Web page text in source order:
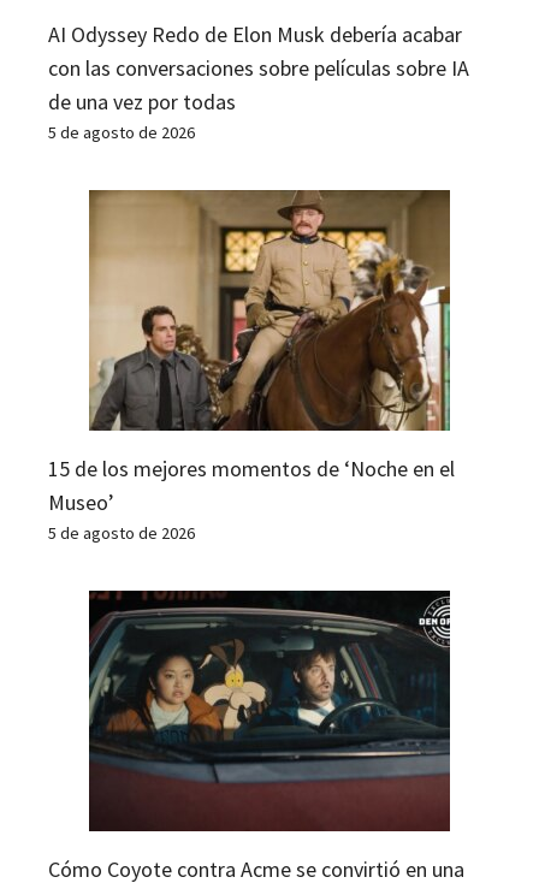
AI Odyssey Redo de Elon Musk debería acabar
con las conversaciones sobre películas sobre IA
de una vez por todas
5 de agosto de 2026
15 de los mejores momentos de ‘Noche en el
Museo’
5 de agosto de 2026
Cómo Coyote contra Acme se convirtió en una